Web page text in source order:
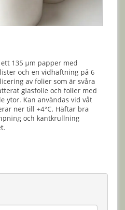
ett 135 µm papper med
och en vidhäftning på 6
av folier som är svåra
glasfolie och folier med
ytor. Kan användas vid våt
ner till +4°C. Häftar bra
och kantkrullning